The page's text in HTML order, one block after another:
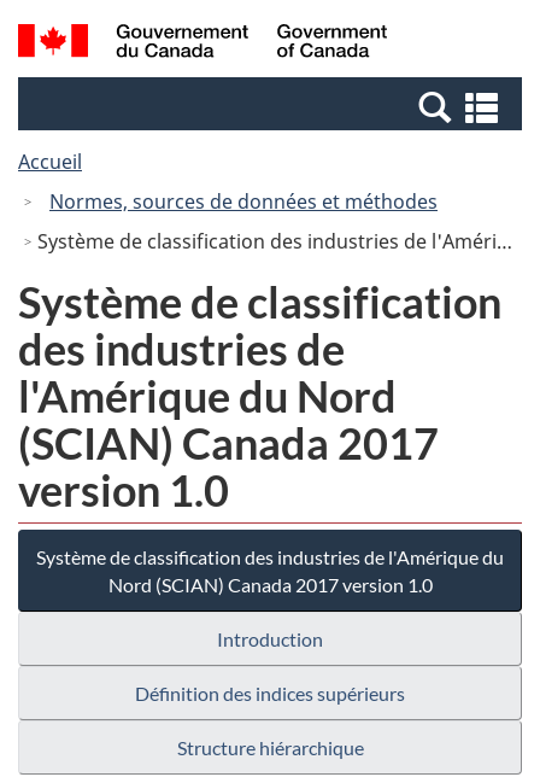
Passer
au
Passer
à
Canada
Recherche
et
et
Accueil
Normes, sources de données et méthodes
Système de classification des industries de l'Amérique du Nord (SCIAN) Canada 2017 version 1.0
Système de classification
des industries de
l'Amérique du Nord
(SCIAN) Canada 2017
version 1.0
Système de classification des industries de l'Amérique du
Nord (SCIAN) Canada 2017 version 1.0
Introduction
Définition des indices supérieurs
Structure hiérarchique